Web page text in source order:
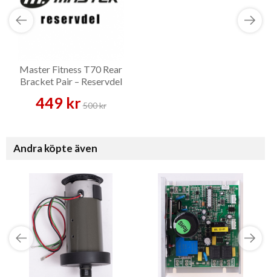
Master Fitness T70 Rear
Bracket Pair – Reservdel
449 kr500 kr
Andra köpte även